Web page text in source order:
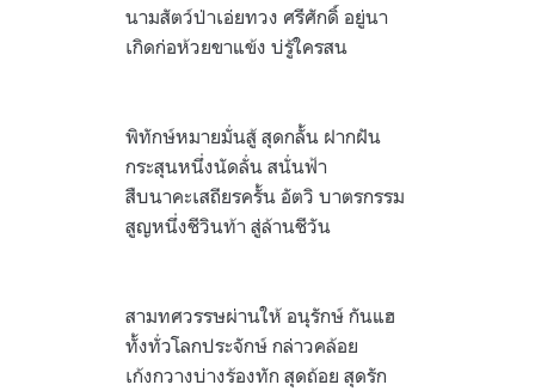
นามสัตว์ป่าเอ่ยทวง ศรีศักดิ์ อยู่นา
เกิดก่อห้วยขาแข้ง บ่รู้ใครสน
พิทักษ์หมายมั่นสู้ สุดกลั้น ฝากฝัน
กระสุนหนึ่งนัดลั่น สนั่นฟ้า
สืบนาคะเสถียรครั้น อัตวิ บาตรกรรม
สูญหนึ่งชีวินท้า สู่ล้านชีวัน
สามทศวรรษผ่านให้ อนุรักษ์ กันแฮ
ทั้งทั่วโลกประจักษ์ กล่าวคล้อย
เก้งกวางบ่างร้องทัก สุดถ้อย สุดรัก